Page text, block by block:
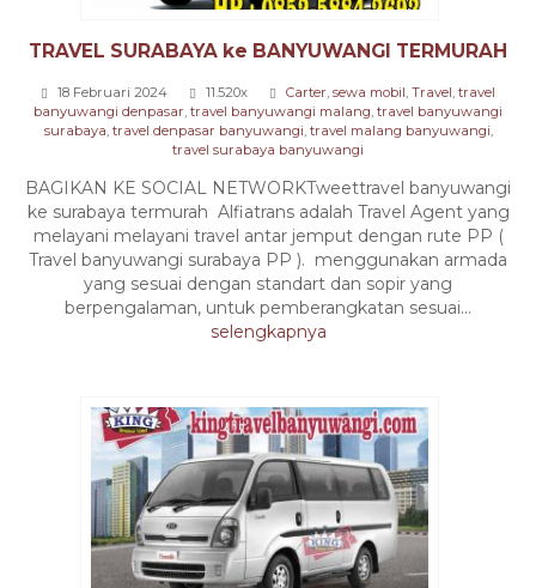
TRAVEL SURABAYA ke BANYUWANGI TERMURAH
18 Februari 2024 11.520x Carter sewa mobil Travel travel
banyuwangi denpasar travel banyuwangi malang travel banyuwangi
surabaya travel denpasar banyuwangi travel malang banyuwangi
travel surabaya banyuwangi
BAGIKAN KE SOCIAL NETWORKTweettravel banyuwangi
ke surabaya termurah Alfiatrans adalah Travel Agent yang
melayani melayani travel antar jemput dengan rute PP (
Travel banyuwangi surabaya PP ). menggunakan armada
yang sesuai dengan standart dan sopir yang
berpengalaman, untuk pemberangkatan sesuai...
selengkapnya